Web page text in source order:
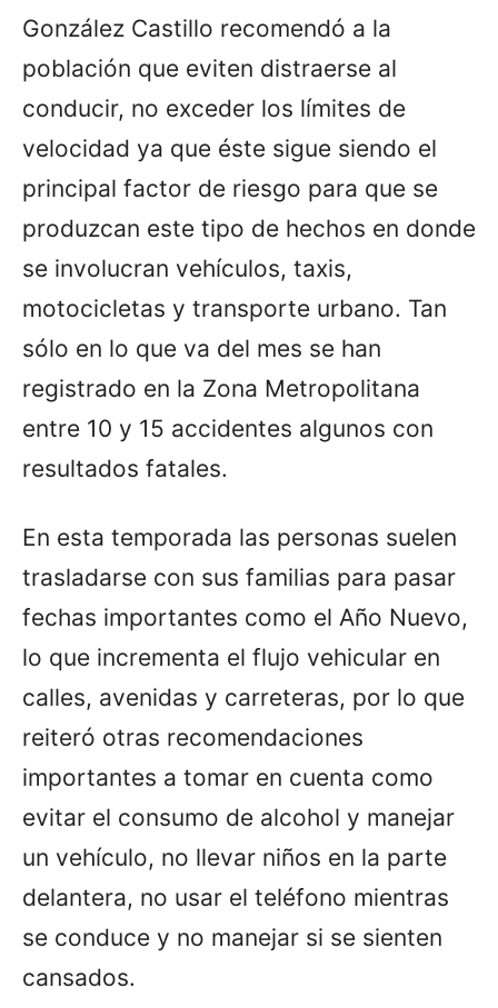
González Castillo recomendó a la
población que eviten distraerse al
conducir, no exceder los límites de
velocidad ya que éste sigue siendo el
principal factor de riesgo para que se
produzcan este tipo de hechos en donde
se involucran vehículos, taxis,
motocicletas y transporte urbano. Tan
sólo en lo que va del mes se han
registrado en la Zona Metropolitana
entre 10 y 15 accidentes algunos con
resultados fatales.
En esta temporada las personas suelen
trasladarse con sus familias para pasar
fechas importantes como el Año Nuevo,
lo que incrementa el flujo vehicular en
calles, avenidas y carreteras, por lo que
reiteró otras recomendaciones
importantes a tomar en cuenta como
evitar el consumo de alcohol y manejar
un vehículo, no llevar niños en la parte
delantera, no usar el teléfono mientras
se conduce y no manejar si se sienten
cansados.